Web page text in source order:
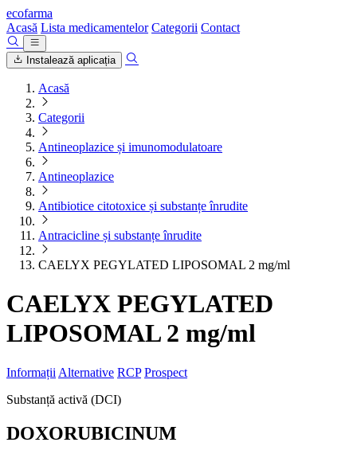
ecofarma
Acasă Lista medicamentelor Categorii Contact
Instalează aplicația
Acasă
Categorii
Antineoplazice și imunomodulatoare
Antineoplazice
Antibiotice citotoxice și substanțe înrudite
Antracicline și substanțe înrudite
CAELYX PEGYLATED LIPOSOMAL 2 mg/ml
CAELYX PEGYLATED
LIPOSOMAL 2 mg/ml
Informații Alternative RCP Prospect
Substanță activă (DCI)
DOXORUBICINUM